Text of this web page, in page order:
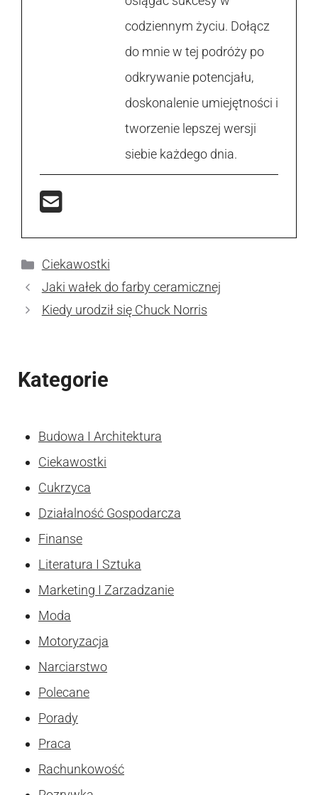
codziennym życiu. Dołącz
do mnie w tej podróży po
odkrywanie potencjału,
doskonalenie umiejętności i
tworzenie lepszej wersji
siebie każdego dnia.
Kategorie
Ciekawostki
Jaki wałek do farby ceramicznej
Kiedy urodził się Chuck Norris
Kategorie
Budowa I Architektura
Ciekawostki
Cukrzyca
Działalność Gospodarcza
Finanse
Literatura I Sztuka
Marketing I Zarzadzanie
Moda
Motoryzacja
Narciarstwo
Polecane
Porady
Praca
Rachunkowość